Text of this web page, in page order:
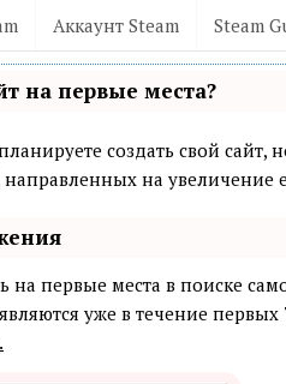
Аккаунт Steam Steam
на первые места?
создать свой сайт,
на
на первые места в поиске
уже в течение